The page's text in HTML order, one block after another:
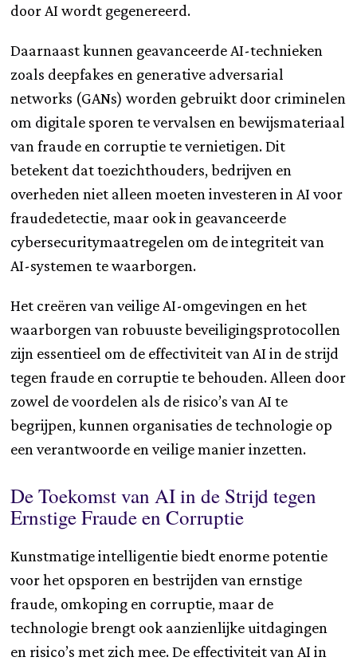
door AI wordt gegenereerd.
Daarnaast kunnen geavanceerde AI-technieken
zoals deepfakes en generative adversarial
networks (GANs) worden gebruikt door criminelen
om digitale sporen te vervalsen en bewijsmateriaal
van fraude en corruptie te vernietigen. Dit
betekent dat toezichthouders, bedrijven en
overheden niet alleen moeten investeren in AI voor
fraudedetectie, maar ook in geavanceerde
cybersecuritymaatregelen om de integriteit van
AI-systemen te waarborgen.
Het creëren van veilige AI-omgevingen en het
waarborgen van robuuste beveiligingsprotocollen
zijn essentieel om de effectiviteit van AI in de strijd
tegen fraude en corruptie te behouden. Alleen door
zowel de voordelen als de risico’s van AI te
begrijpen, kunnen organisaties de technologie op
een verantwoorde en veilige manier inzetten.
De Toekomst van AI in de Strijd tegen
Ernstige Fraude en Corruptie
Kunstmatige intelligentie biedt enorme potentie
voor het opsporen en bestrijden van ernstige
fraude, omkoping en corruptie, maar de
technologie brengt ook aanzienlijke uitdagingen
en risico’s met zich mee. De effectiviteit van AI in